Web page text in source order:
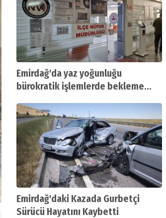
Emirdağ'da yaz yoğunluğu
bürokratik işlemlerde bekleme
Emirdağ'daki Kazada Gurbetçi
Sürücü Hayatını Kaybetti